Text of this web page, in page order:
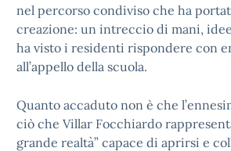
nel percorso condiviso che ha
creazione: un intreccio di mani,
ha visto i residenti rispondere con
all’appello della scuola.
Quanto accaduto non è che
ciò che Villar Focchiardo
grande realtà” capace di aprirsi e